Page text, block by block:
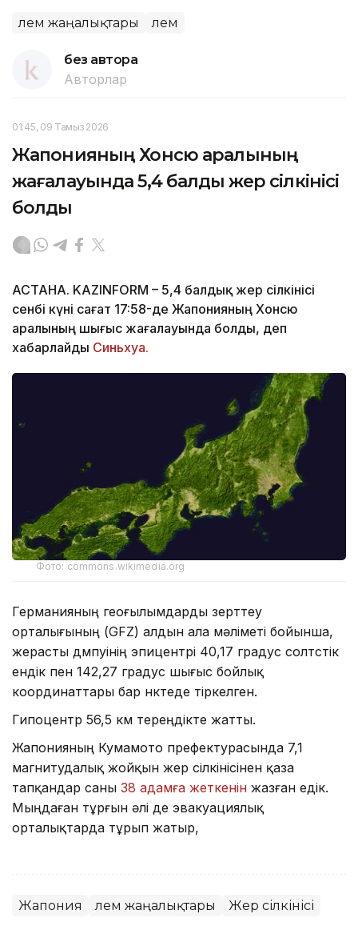
Әлем жаңалықтары Әлем
без автора
Авторлар
01:45, 09 Тамыз 2026
Жапонияның Хонсю аралының
жағалауында 5,4 балдық жер сілкінісі
болды
АСТАНА. KAZINFORM – 5,4 балдық жер сілкінісі
сенбі күні сағат 17:58-де Жапонияның Хонсю
аралының шығыс жағалауында болды, деп
хабарлайды Синьхуа.
Фото: commons.wikimedia.org
Германияның геоғылымдарды зерттеу
орталығының (GFZ) алдын ала мәліметі бойынша,
жерасты дүмпуінің эпицентрі 40,17 градус солтүстік
ендік пен 142,27 градус шығыс бойлық
координаттары бар нүктеде тіркелген.
Гипоцентр 56,5 км тереңдікте жатты.
Жапонияның Кумамото префектурасында 7,1
магнитудалық жойқын жер сілкінісінен қаза
тапқандар саны 38 адамға жеткенін жазған едік.
Мыңдаған тұрғын әлі де эвакуациялық
орталықтарда тұрып жатыр,
Жапония Әлем жаңалықтары Жер сілкінісі